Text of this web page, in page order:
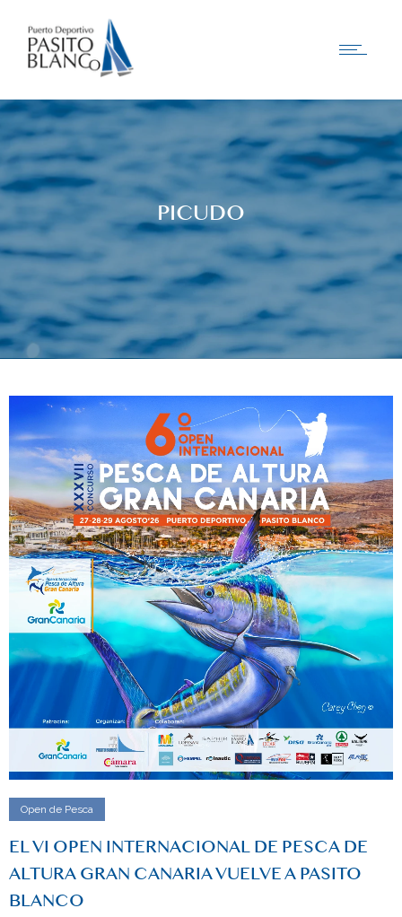
PICUDO
Open de Pesca
EL VI OPEN INTERNACIONAL DE PESCA DE
ALTURA GRAN CANARIA VUELVE A PASITO
BLANCO